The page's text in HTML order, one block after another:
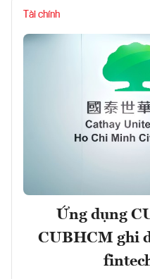
Tài chính
Ứng dụng
CUBHCM ghi